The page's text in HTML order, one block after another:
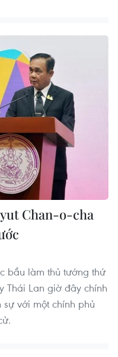
Chan-o-cha
bầu làm thủ tướng thứ
Thái Lan giờ đây chính
với một chính phủ